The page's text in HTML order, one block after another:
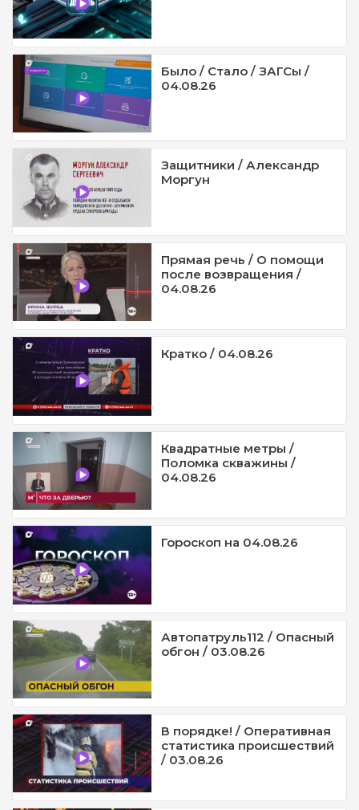
Было / Стало / ЗАГСы /
04.08.26
Защитники / Александр
Моргун
Прямая речь / О помощи
после возвращения /
04.08.26
Кратко / 04.08.26
Квадратные метры /
Поломка скважины /
04.08.26
Гороскоп на 04.08.26
Автопатруль112 / Опасный
обгон / 03.08.26
В порядке! / Оперативная
статистика происшествий
/ 03.08.26